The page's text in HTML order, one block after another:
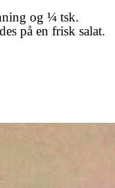
og ¼ tsk.
på en frisk salat.